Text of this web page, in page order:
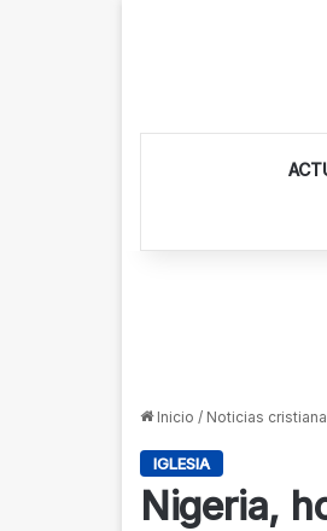
Inicio / Noticias
IGLESIA
Nigeria,